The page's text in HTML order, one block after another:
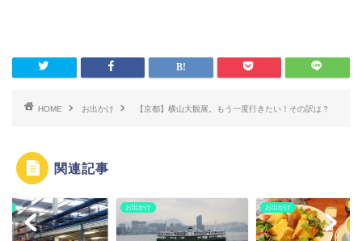
HOME お出かけ 【京都】横山大観展。もう一度行きたい！その訳は？
関連記事
お出かけ お出かけ